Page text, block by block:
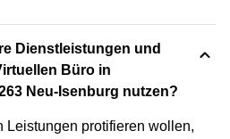
Dienstleistungen und
Büro in
Neu-Isenburg nutzen?
Leistungen protifieren wollen,